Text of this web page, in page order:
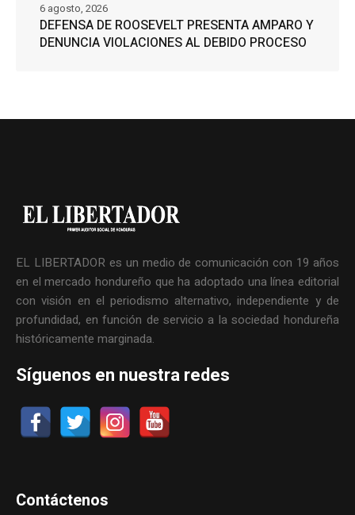
DEFENSA DE ROOSEVELT PRESENTA AMPARO Y
DENUNCIA VIOLACIONES AL DEBIDO PROCESO
6 agosto, 2026
EL LIBERTADOR es un medio de comunicación con 19 años
en el mercado hondureño que ha adoptado una línea editorial
con visión en el periodismo alternativo, independiente y de
profundidad, en función de servicio a la sociedad hondureña
históricamente marginada.
Síguenos en nuestra redes
Contáctenos